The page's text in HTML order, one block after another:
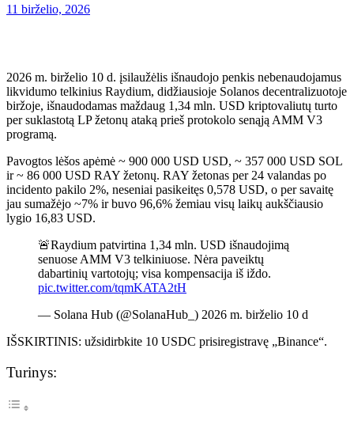
11 birželio, 2026
2026 m. birželio 10 d. įsilaužėlis išnaudojo penkis nebenaudojamus
likvidumo telkinius Raydium, didžiausioje Solanos decentralizuotoje
biržoje, išnaudodamas maždaug 1,34 mln. USD kriptovaliutų turto
per suklastotą LP žetonų ataką prieš protokolo senąją AMM V3
programą.
Pavogtos lėšos apėmė ~ 900 000 USD USD, ~ 357 000 USD SOL
ir ~ 86 000 USD RAY žetonų. RAY žetonas per 24 valandas po
incidento pakilo 2%, neseniai pasikeitęs 0,578 USD, o per savaitę
jau sumažėjo ~7% ir buvo 96,6% žemiau visų laikų aukščiausio
lygio 16,83 USD.
🚨Raydium patvirtina 1,34 mln. USD išnaudojimą
senuose AMM V3 telkiniuose. Nėra paveiktų
dabartinių vartotojų; visa kompensacija iš iždo.
pic.twitter.com/tqmKATA2tH
— Solana Hub (@SolanaHub_) 2026 m. birželio 10 d
IŠSKIRTINIS: užsidirbkite 10 USDC prisiregistravę „Binance“.
Turinys: